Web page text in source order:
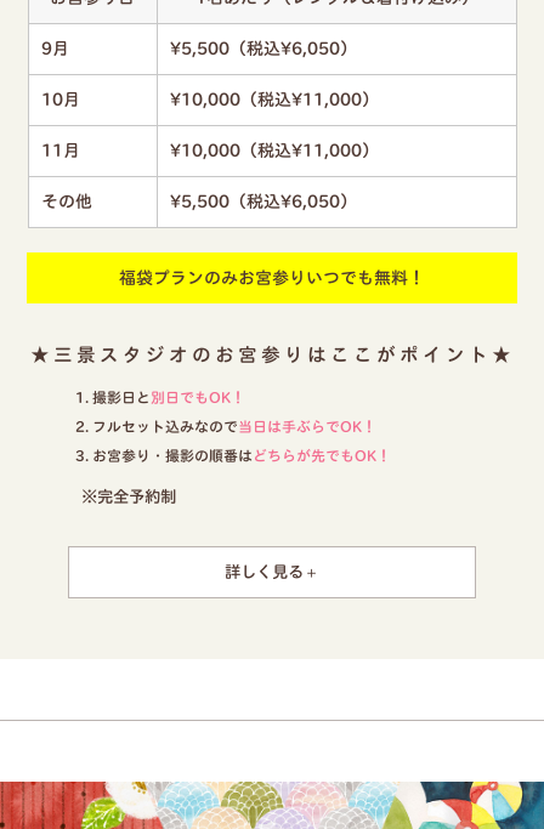
9月 ¥5,500（税込¥6,050）
10月 ¥10,000（税込¥11,000）
11月 ¥10,000（税込¥11,000）
その他 ¥5,500（税込¥6,050）
福袋プランのみお宮参りいつでも無料！
★三景スタジオのお宮参りはここがポイント★
撮影日と 別日でもOK！
フルセット込みなので当日は手ぶらでOK！
お宮参り・撮影の順番は どちらが先でもOK！
※完全予約制
詳しく見る
ヘアメイク
髪飾り(女児のみ)